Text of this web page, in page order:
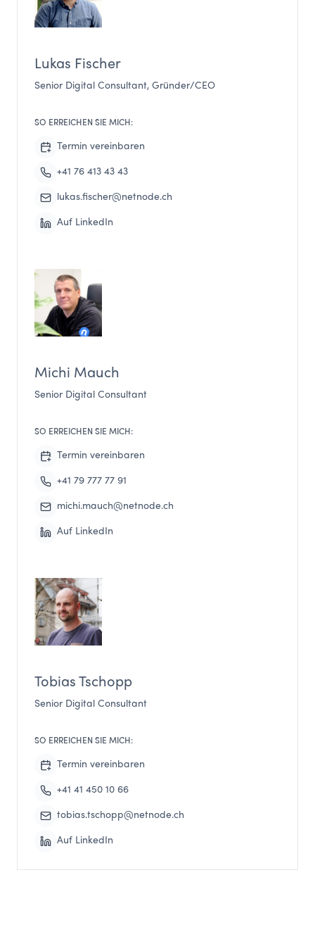
Lukas Fischer
Senior Digital Consultant, Gründer/CEO
SO ERREICHEN SIE MICH:
Termin vereinbaren
+41 76 413 43 43
lukas.fischer@netnode.ch
Auf LinkedIn
Michi Mauch
Senior Digital Consultant
SO ERREICHEN SIE MICH:
Termin vereinbaren
+41 79 777 77 91
michi.mauch@netnode.ch
Auf LinkedIn
Tobias Tschopp
Senior Digital Consultant
SO ERREICHEN SIE MICH:
Termin vereinbaren
+41 41 450 10 66
tobias.tschopp@netnode.ch
Auf LinkedIn